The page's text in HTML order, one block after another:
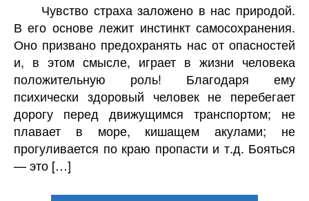
Чувство страха заложено в нас природой.
В его основе лежит инстинкт самосохранения.
Оно призвано предохранять нас от опасностей
и, в этом смысле, играет в жизни человека
положительную роль! Благодаря ему
психически здоровый человек не перебегает
дорогу перед движущимся транспортом; не
плавает в море, кишащем акулами; не
прогуливается по краю пропасти и т.д. Бояться
— это […]